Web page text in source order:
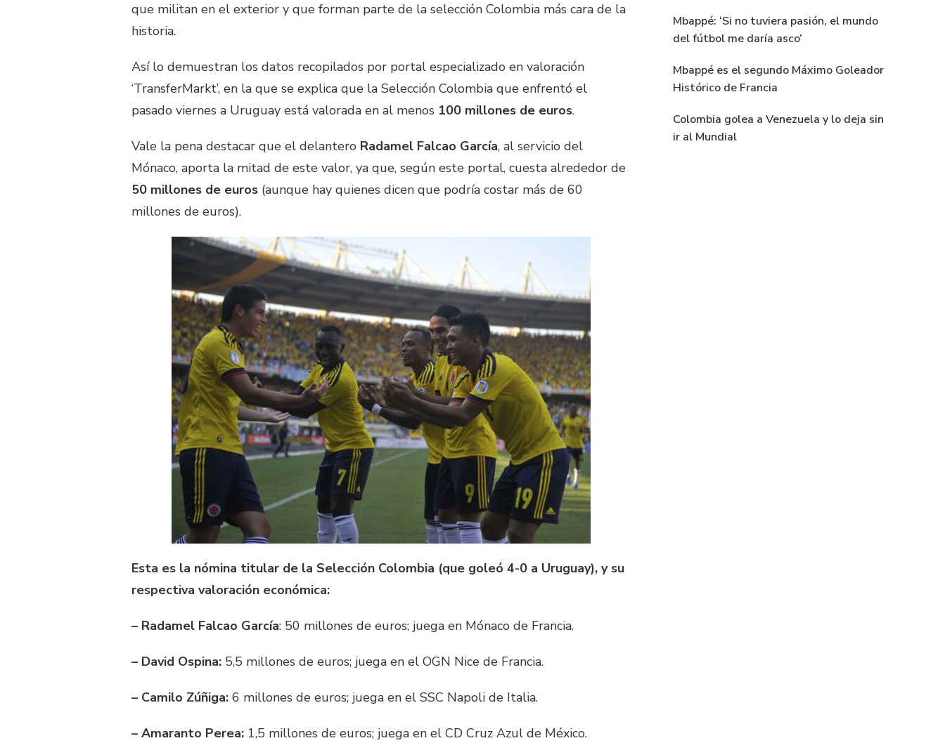
que militan en el exterior y que forman parte de la selección Colombia más cara de la
historia.
Así lo demuestran los datos recopilados por portal especializado en valoración
‘TransferMarkt’, en la que se explica que la Selección Colombia que enfrentó el
pasado viernes a Uruguay está valorada en al menos 100 millones de euros.
Vale la pena destacar que el delantero Radamel Falcao García, al servicio del
Mónaco, aporta la mitad de este valor, ya que, según este portal, cuesta alrededor de
50 millones de euros (aunque hay quienes dicen que podría costar más de 60
millones de euros).
Esta es la nómina titular de la Selección Colombia (que goleó 4-0 a Uruguay), y su
respectiva valoración económica:
– Radamel Falcao García: 50 millones de euros; juega en Mónaco de Francia.
– David Ospina: 5,5 millones de euros; juega en el OGN Nice de Francia.
– Camilo Zúñiga: 6 millones de euros; juega en el SSC Napoli de Italia.
– Amaranto Perea: 1,5 millones de euros; juega en el CD Cruz Azul de México.
Mbappé: ‘Si no tuviera pasión, el mundo
del fútbol me daría asco’
Mbappé es el segundo Máximo Goleador
Histórico de Francia
Colombia golea a Venezuela y lo deja sin
ir al Mundial